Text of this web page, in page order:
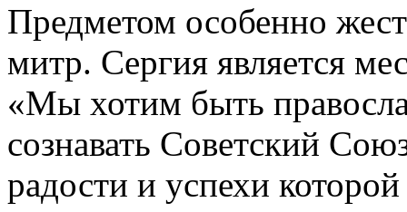
Предметом особенно
митр. Сергия является
«Мы хотим быть
сознавать Советский
радости и успехи